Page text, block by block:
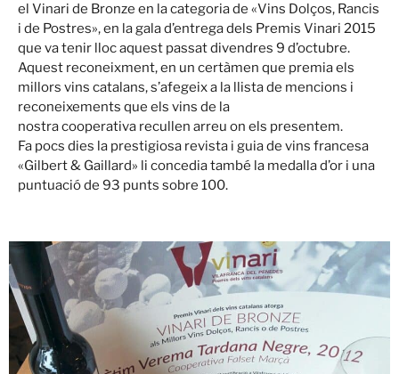
el Vinari de Bronze en la categoria de «Vins Dolços, Rancis
i de Postres», en la gala d’entrega dels Premis Vinari 2015
que va tenir lloc aquest passat divendres 9 d’octubre.
Aquest reconeixment, en un certàmen que premia els
millors vins catalans, s’afegeix a la llista de mencions i
reconeixements que els vins de la
nostra cooperativa recullen arreu on els presentem.
Fa pocs dies la prestigiosa revista i guia de vins francesa
«Gilbert & Gaillard» li concedia també la medalla d’or i una
puntuació de 93 punts sobre 100.